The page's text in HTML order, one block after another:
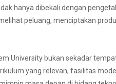
hanya dibekali dengan
peluang, menciptakan
University bukan sekadar
yang relevan, fasilitas